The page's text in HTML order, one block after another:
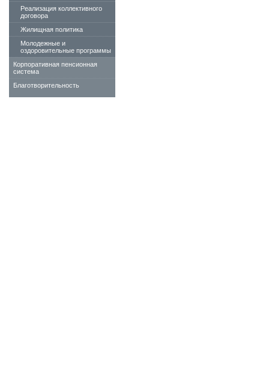
Реализация коллективного
договора
Жилищная политика
Молодежные и
оздоровительные программы
Корпоративная пенсионная
система
Благотворительность